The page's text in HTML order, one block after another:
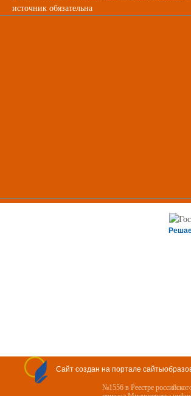
источник обязательна
Сайт создан на портале
№1556 в Реестре